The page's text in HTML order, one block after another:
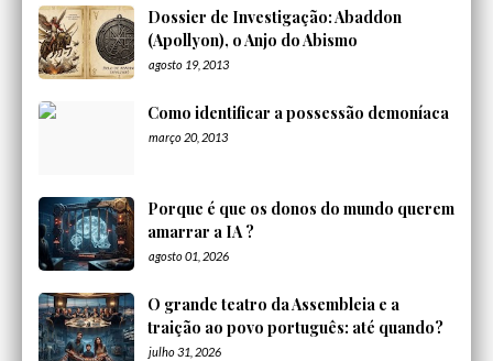
Dossier de Investigação: Abaddon
(Apollyon), o Anjo do Abismo
agosto 19, 2013
Como identificar a possessão demoníaca
março 20, 2013
Porque é que os donos do mundo querem
amarrar a IA ?
agosto 01, 2026
O grande teatro da Assembleia e a
traição ao povo português: até quando?
julho 31, 2026